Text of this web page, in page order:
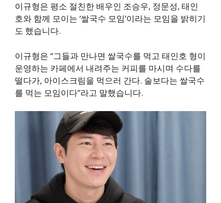
이규형은 평소 절친한 배우인 조승우, 정문성, 태인
호와 함께 모이는 ‘쌀국수 모임’이라는 모임을 밝히기
도 했습니다.
이규형은 “그들과 만나면 쌀국수를 먹고 태인호 형이
운영하는 카페에서 내려주는 커피를 마시며 수다를
떨다가, 아이스크림을 먹으러 간다. 술보다는 쌀국수
를 먹는 모임이다”라고 말했습니다.